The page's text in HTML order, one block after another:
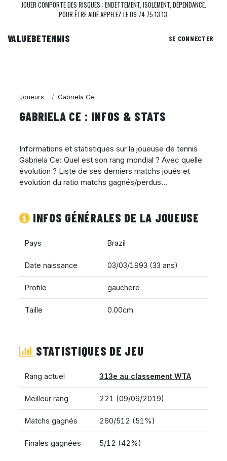
JOUER COMPORTE DES RISQUES : ENDETTEMENT, ISOLEMENT, DÉPENDANCE.
POUR ÊTRE AIDÉ APPELEZ LE 09 74 75 13 13.
VALUEBETENNIS SE CONNECTER
Joueurs Gabriela Ce
GABRIELA CE : INFOS & STATS
Informations et statistiques sur la joueuse de tennis
Gabriela Ce: Quel est son rang mondial ? Avec quelle
évolution ? Liste de ses derniers matchs joués et
évolution du ratio matchs gagnés/perdus...
INFOS GÉNÉRALES DE LA JOUEUSE
Pays Brazil
Date naissance 03/03/1993 (33 ans)
Profile gauchere
Taille 0.00cm
STATISTIQUES DE JEU
Rang actuel 313e au classement WTA
Meilleur rang 221 (09/09/2019)
Matchs gagnés 260/512 (51%)
Finales gagnées 5/12 (42%)